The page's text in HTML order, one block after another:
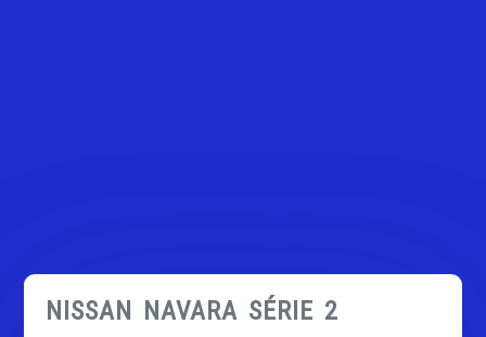
NISSAN NAVARA SÉRIE 2